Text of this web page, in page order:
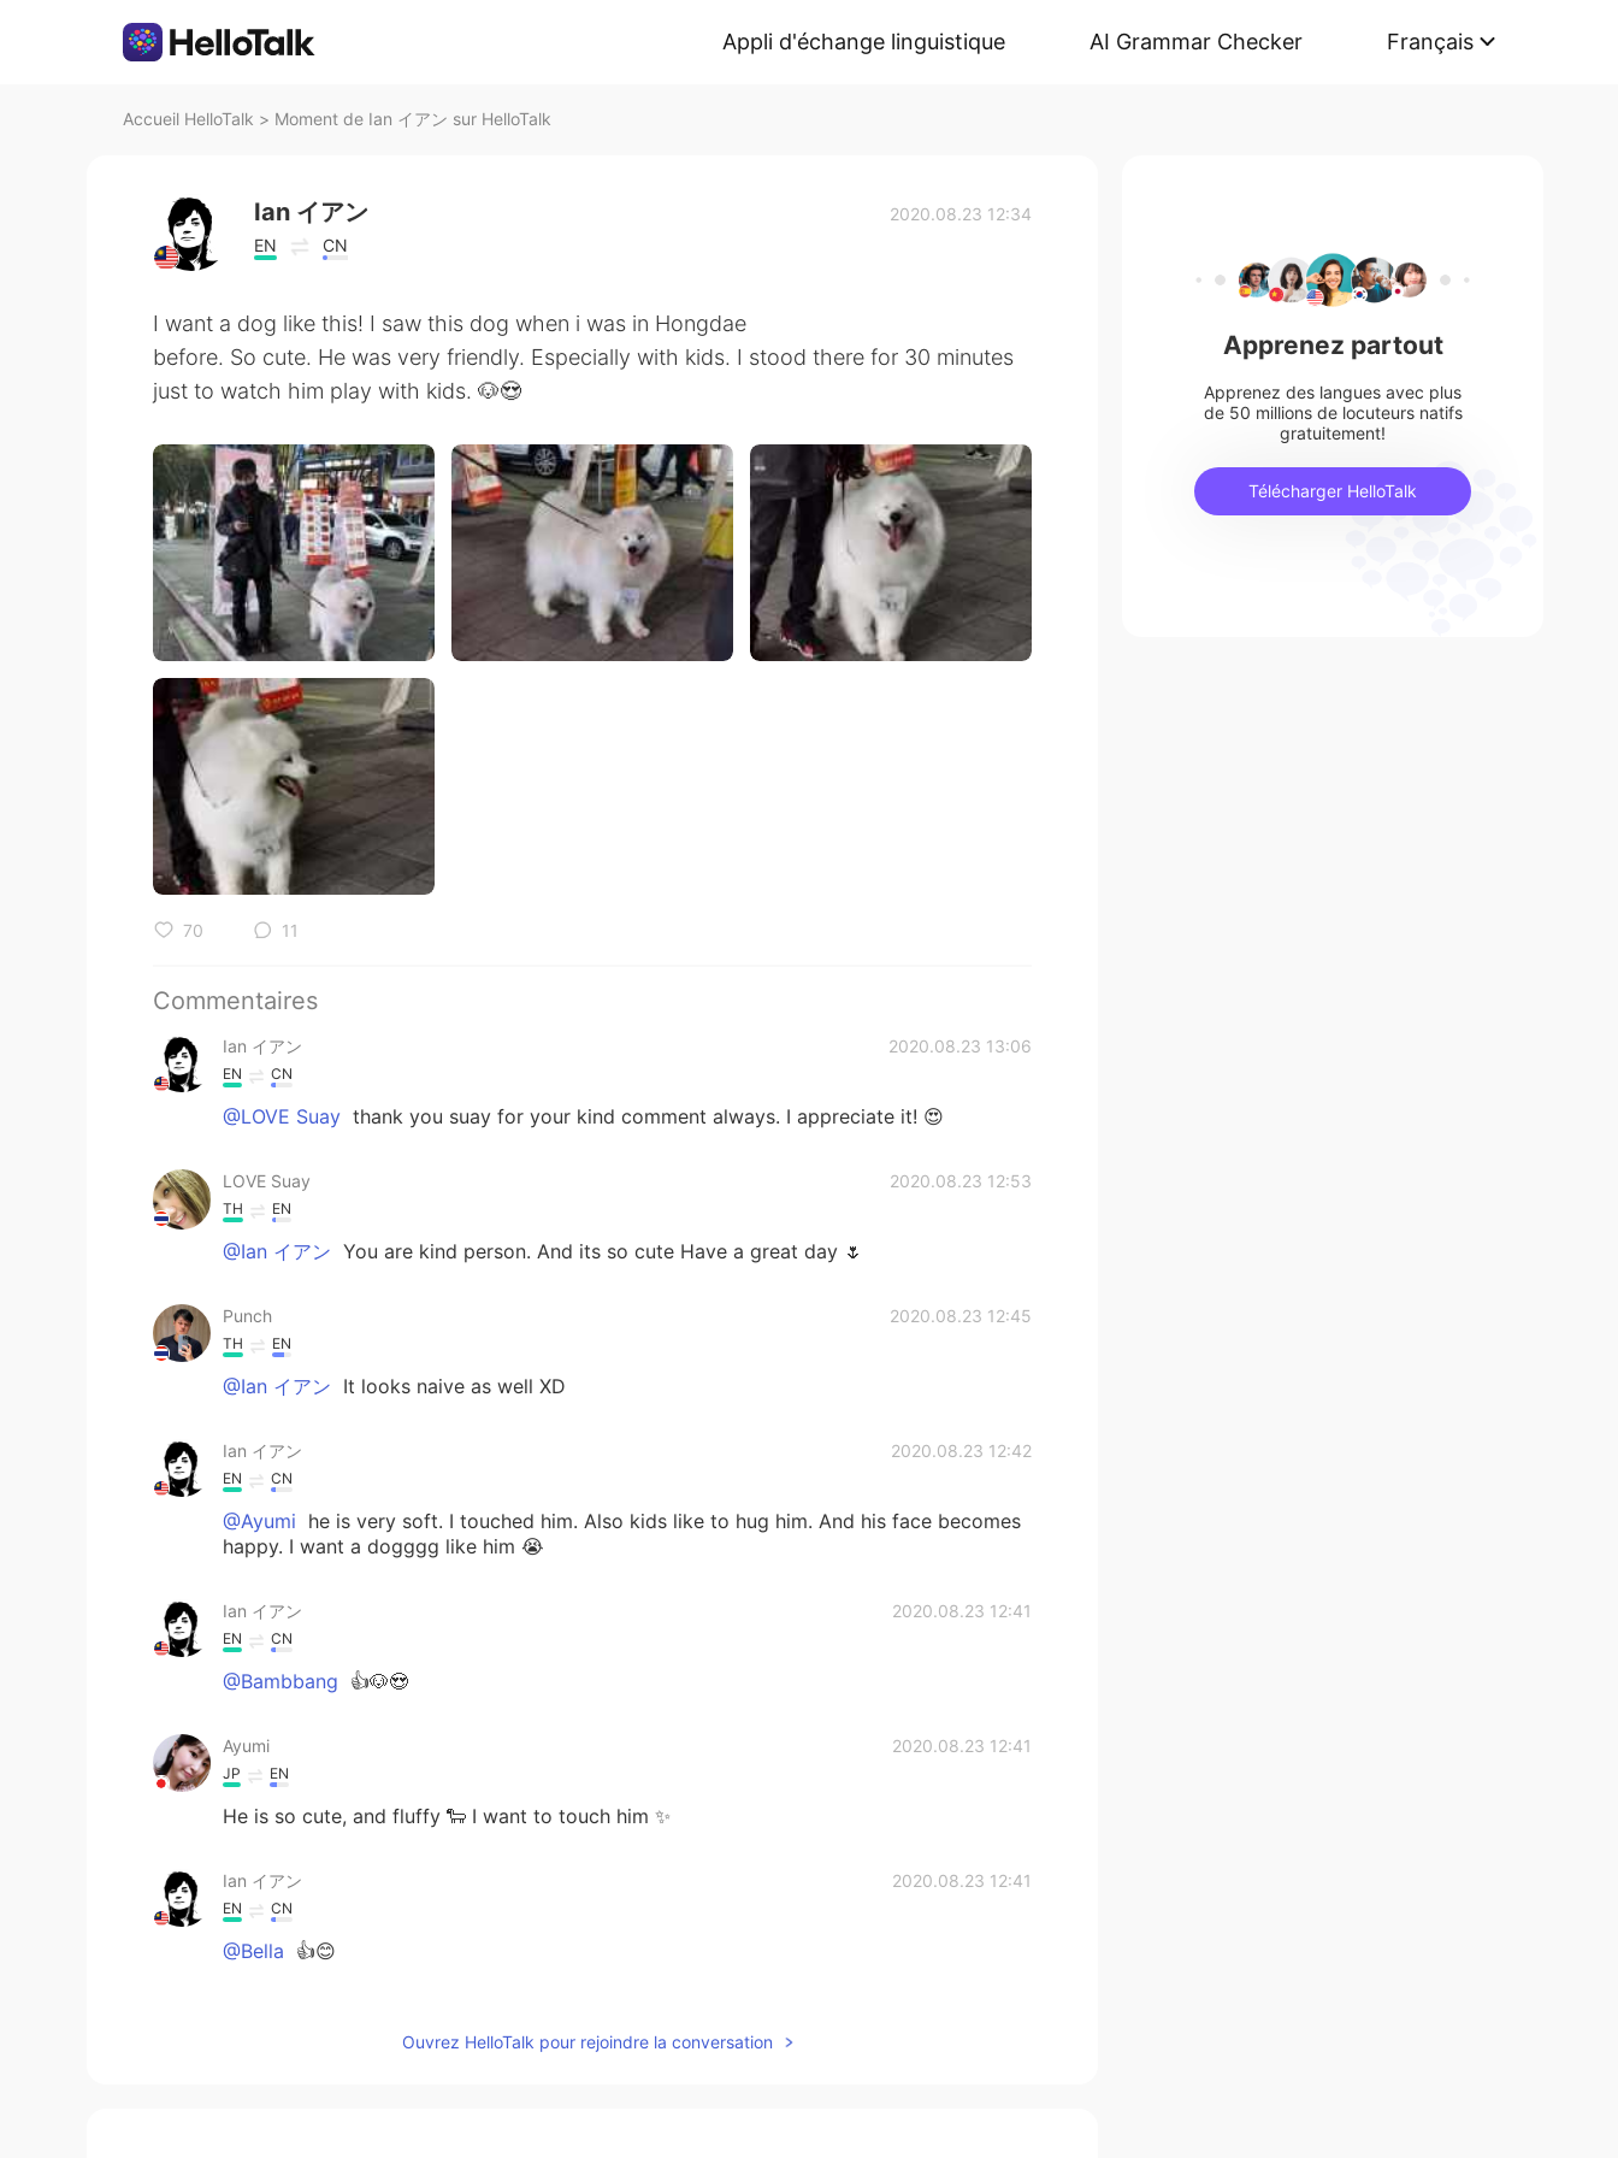
Appli d'échange linguistique AI Grammar Checker Français
Accueil HelloTalk > Moment de Ian イアン sur HelloTalk
Ian イアン
EN CN
2020.08.23 12:34
I want a dog like this! I saw this dog when i was in Hongdae
before. So cute. He was very friendly. Especially with kids. I stood there for 30 minutes
just to watch him play with kids. 🐶😍
70 11
Commentaires
Ian イアン 2020.08.23 13:06
EN CN
@LOVE Suay thank you suay for your kind comment always. I appreciate it! 😍
LOVE Suay 2020.08.23 12:53
TH EN
@Ian イアン You are kind person. And its so cute Have a great day 🌷
Punch 2020.08.23 12:45
TH EN
@Ian イアン It looks naive as well XD
Ian イアン 2020.08.23 12:42
EN CN
@Ayumi he is very soft. I touched him. Also kids like to hug him. And his face becomes
happy. I want a dogggg like him 😭
Ian イアン 2020.08.23 12:41
EN CN
@Bambbang 👍🐶😍
Ayumi 2020.08.23 12:41
JP EN
He is so cute, and fluffy 🐑 I want to touch him ✨
Ian イアン 2020.08.23 12:41
EN CN
@Bella 👍😊
Ouvrez HelloTalk pour rejoindre la conversation
Apprenez partout
Apprenez des langues avec plus
de 50 millions de locuteurs natifs
gratuitement!
Télécharger HelloTalk